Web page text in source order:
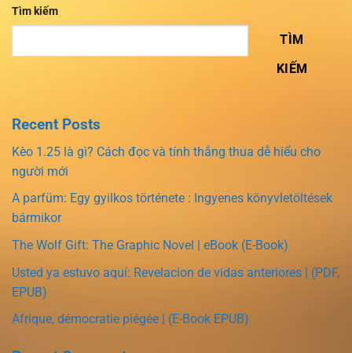
Tìm kiếm
TÌM
KIẾM
Recent Posts
Kèo 1.25 là gì? Cách đọc và tính thắng thua dễ hiểu cho
người mới
A parfüm: Egy gyilkos története : Ingyenes könyvletöltések
bármikor
The Wolf Gift: The Graphic Novel | eBook (E-Book)
Usted ya estuvo aquí: Revelacion de vidas anteriores | (PDF,
EPUB)
Afrique, démocratie piégée | (E-Book EPUB)